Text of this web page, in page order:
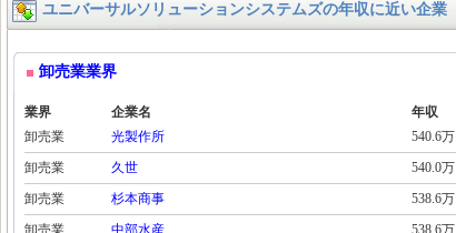
ユニバーサルソリューションシステムズの年収に近い企業
卸売業業界
業界 企業名
年収
卸売業
光製作所
540.6万
卸売業
久世
540.0万
卸売業
杉本商事
538.6万
卸売業
中部水産
538.6万